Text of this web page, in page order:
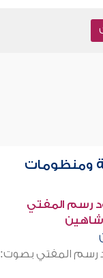
ومنظومات
رسم المفتي
رسم المفتي بصوت: